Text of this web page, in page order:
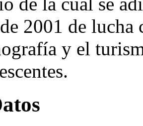
2001 de
y el